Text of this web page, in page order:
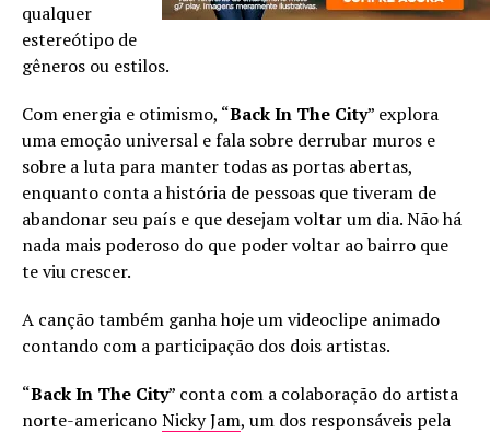
qualquer
estereótipo de
gêneros ou estilos.
Com energia e otimismo, “Back In The City” explora
uma emoção universal e fala sobre derrubar muros e
sobre a luta para manter todas as portas abertas,
enquanto conta a história de pessoas que tiveram de
abandonar seu país e que desejam voltar um dia. Não há
nada mais poderoso do que poder voltar ao bairro que
te viu crescer.
A canção também ganha hoje um videoclipe animado
contando com a participação dos dois artistas.
“Back In The City” conta com a colaboração do artista
norte-americanoNicky Jam, um dos responsáveis pela